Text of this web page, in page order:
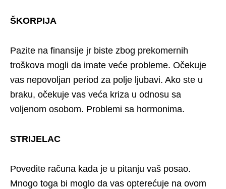
ŠKORPIJA
Pazite na finansije jr biste zbog prekomernih
troškova mogli da imate veće probleme. Očekuje
vas nepovoljan period za polje ljubavi. Ako ste u
braku, očekuje vas veća kriza u odnosu sa
voljenom osobom. Problemi sa hormonima.
STRIJELAC
Povedite računa kada je u pitanju vaš posao.
Mnogo toga bi moglo da vas opterećuje na ovom